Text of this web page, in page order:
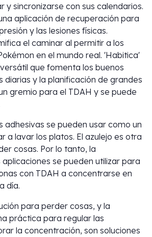
y sincronizarse con sus calendarios.
aplicación de recuperación para
y las lesiones físicas.
el caminar al permitir a los
en el mundo real. 'Habitica'
que fomenta los buenos
diarias y la planificación de grandes
gremio para el TDAH y se puede
adhesivas se pueden usar como un
a lavar los platos. El azulejo es otra
cosas. Por lo tanto, la
se pueden utilizar para
con TDAH a concentrarse en
día.
para perder cosas, y la
práctica para regular las
la concentración, son soluciones